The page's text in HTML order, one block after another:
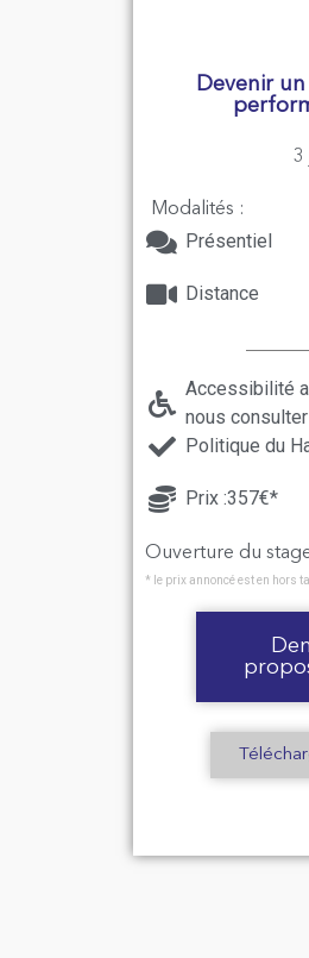
Devenir
3
Modalités :
Présentiel
Distance
Accessibilité
nous consulter
Politique du
Prix :357€*
Ouverture du
* le prix annoncé est en hors